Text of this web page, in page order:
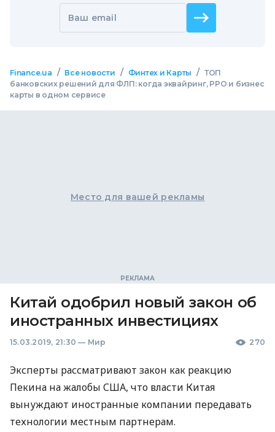
Ваш email
Finance.ua / Все новости / Финтех и Карты / ТОП
банковских решений для ФЛП: когда эквайринг, РРО и бизнес
карты в одном сервисе
Место для вашей рекламы
Китай одобрил новый закон об
иностранных инвестициях
15.03.2019, 21:30 — Мир 270
Эксперты рассматривают закон как реакцию
Пекина на жалобы США, что власти Китая
вынуждают иностранные компании передавать
технологии местным партнерам.